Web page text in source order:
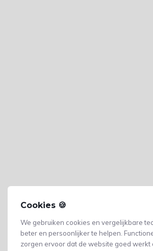
Cookies 🍪
We gebruiken cookies en vergelijkbare
beter en persoonlijker te helpen.
zorgen ervoor dat de website goed werkt